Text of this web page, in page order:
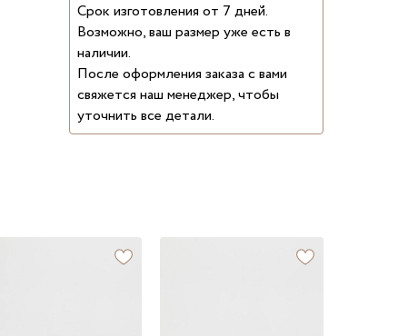
Срок изготовления от 7 дней.
Возможно, ваш размер уже есть в
наличии.
После оформления заказа с вами
свяжется наш менеджер, чтобы
уточнить все детали.